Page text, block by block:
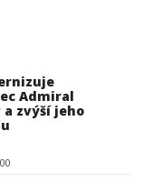
Admiral
zvýší jeho